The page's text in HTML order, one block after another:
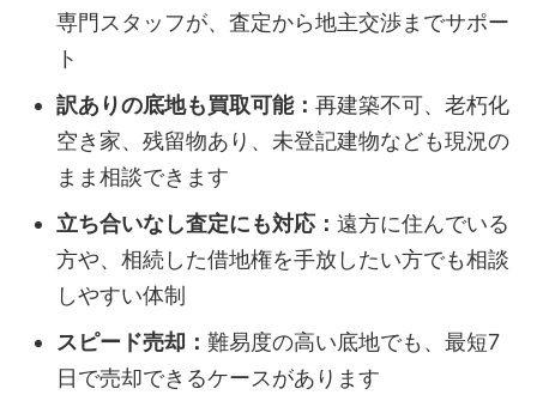
専門スタッフが、査定から地主交渉までサポー
ト
訳ありの底地も買取可能： 再建築不可、老朽化
空き家、残留物あり、未登記建物なども現況の
まま相談できます
立ち合いなし査定にも対応： 遠方に住んでいる
方や、相続した借地権を手放したい方でも相談
しやすい体制
スピード売却： 難易度の高い底地でも、最短7
日で売却できるケースがあります